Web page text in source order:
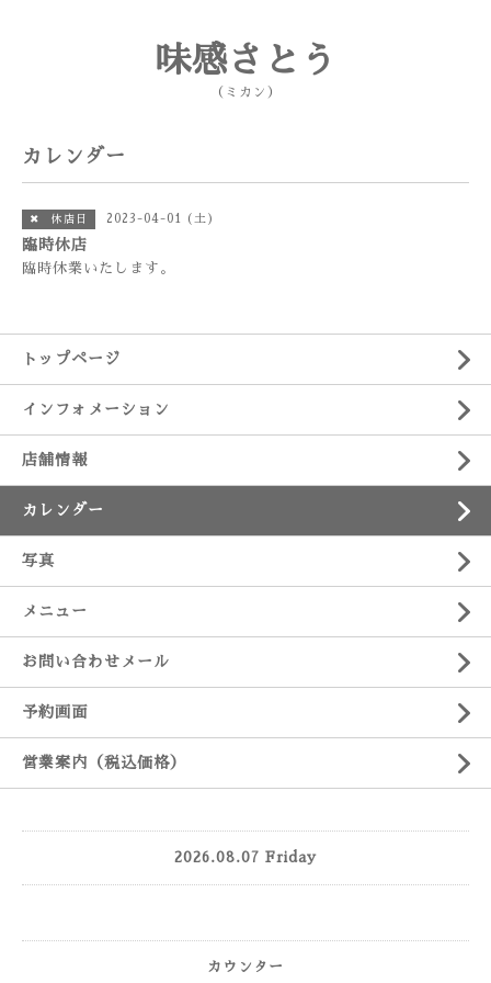
味感さとう
（ミカン）
カレンダー
✖ 休店日 2023-04-01 (土)
臨時休店
臨時休業いたします。
トップページ
インフォメーション
店舗情報
カレンダー
写真
メニュー
お問い合わせメール
予約画面
営業案内（税込価格）
2026.08.07 Friday
カウンター